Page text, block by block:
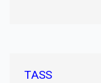
TASS